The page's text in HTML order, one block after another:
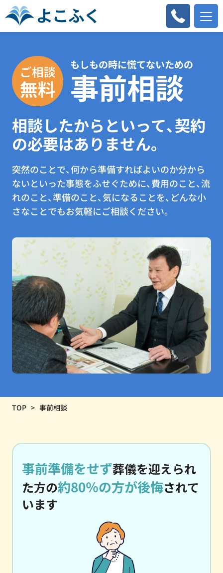
もしもの時に慌てないための
事前相談
相談したからといって、契約
の必要はありません。
突然のことで、何から準備すればよいのか分から
ないといった事態をふせぐために、費用のこと、流
れのこと、準備のこと、気になることを、どんな小
さなことでもお気軽にご相談ください。
TOP 事前相談
事前準備をせず葬儀を迎えられ
た方の約80％の方が後悔されて
います